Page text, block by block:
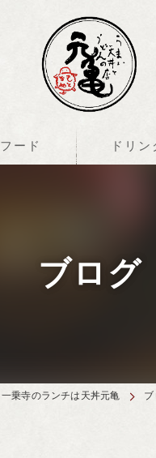
フード ドリン
ブログ
一乗寺のランチは天丼元亀